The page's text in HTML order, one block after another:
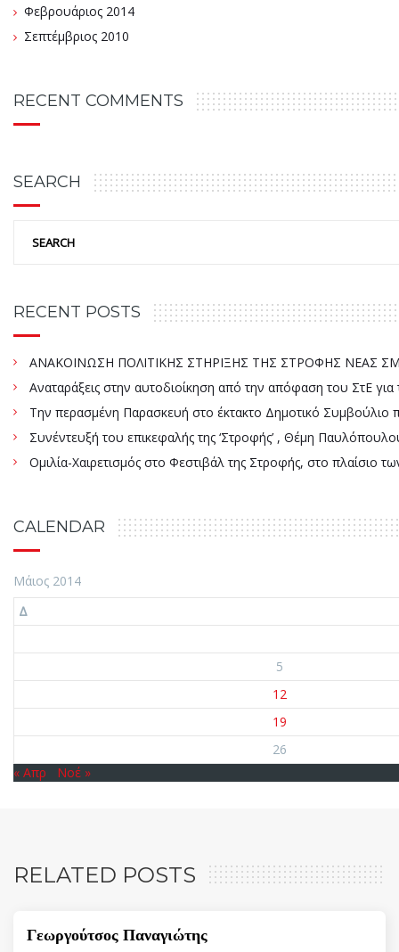
Φεβρουάριος 2014
Σεπτέμβριος 2010
RECENT COMMENTS
SEARCH
RECENT POSTS
ΑΝΑΚΟΙΝΩΣΗ ΠΟΛΙΤΙΚΗΣ ΣΤΗΡΙΞΗΣ ΤΗΣ ΣΤΡΟΦΗΣ ΝΕΑΣ
Αναταράξεις στην αυτοδιοίκηση από την απόφαση του ΣτΕ
Την περασμένη Παρασκευή στο έκτακτο Δημοτικό Συμβούλιο
Συνέντευξή του επικεφαλής της ‘Στροφής’ , Θέμη
Ομιλία-Χαιρετισμός στο Φεστιβάλ της Στροφής, στο πλαίσιο
CALENDAR
Μάιος 2014
Δ
5
12
19
26
« Απρ
Νοέ »
RELATED POSTS
Γεωργούτσος Παναγιώτης